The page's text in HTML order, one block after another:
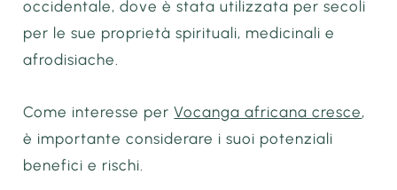
occidentale, dove è stata utilizzata per secoli
per le sue proprietà spirituali, medicinali e
afrodisiache.
Come interesse perVocanga africana cresce,
è importante considerare i suoi potenziali
benefici e rischi.